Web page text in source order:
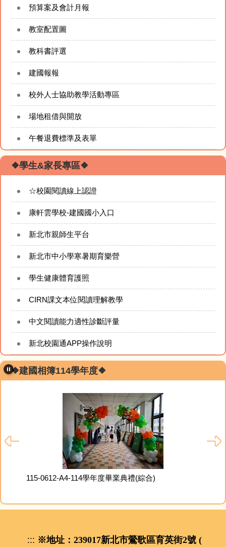
預算案及會計月報
教室配置圖
教科書評選
建國報報
校外人士協助教學活動專區
場地租借與開放
午餐退費標準及表單
❖學生&家長專區❖
☆校園閱讀線上認證
康軒雲學校-建國國小入口
新北市親師生平台
新北市中小學寒暑期育樂營
學生健康體育護照
CIRN課文本位閱讀理解教學
中文閱讀能力適性診斷評量
新北校園通APP操作說明
❖建國相簿114學年度❖
115-0612-A4-114學年度畢業典禮(綜合)
::: ※地址：239017新北市鶯歌區育英街2號 (